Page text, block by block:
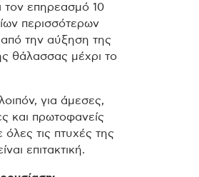
τον επηρεασμό 10
περισσότερων
την αύξηση της
θάλασσας μέχρι το
για άμεσες,
και πρωτοφανείς
τις πτυχές της
επιτακτική.